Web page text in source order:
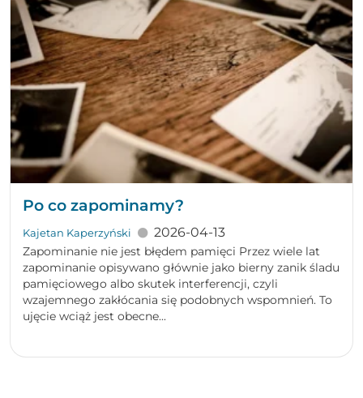
Po co zapominamy?
Kajetan Kaperzyński 2026-04-13
Zapominanie nie jest błędem pamięci Przez wiele lat
zapominanie opisywano głównie jako bierny zanik śladu
pamięciowego albo skutek interferencji, czyli
wzajemnego zakłócania się podobnych wspomnień. To
ujęcie wciąż jest obecne...